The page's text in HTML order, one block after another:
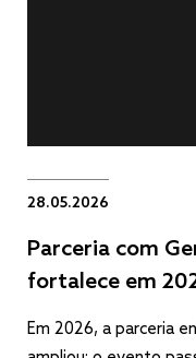
28.05.2026
Parceria com
fortalece em
Em 2026, a parceria